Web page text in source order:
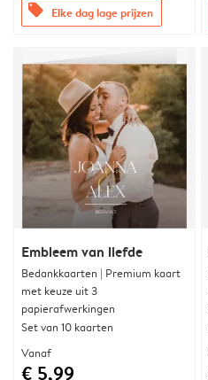
offers Elke dag lage prijzen
Embleem van liefde
Bedankkaarten | Premium kaart
met keuze uit 3
papierafwerkingen
Set van 10 kaarten
Vanaf
€ 5,99